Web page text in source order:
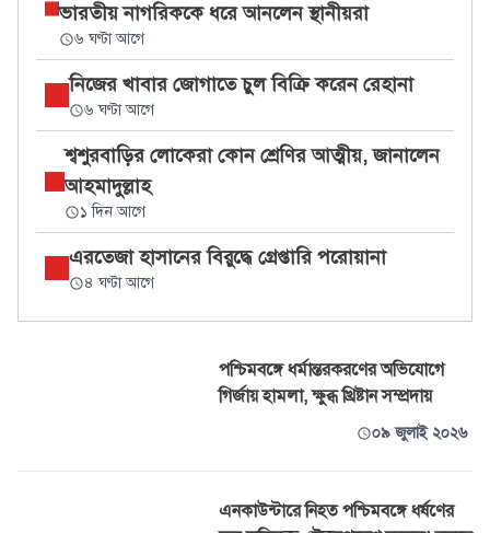
ভারতীয় নাগরিককে ধরে আনলেন স্থানীয়রা
৬ ঘণ্টা আগে
নিজের খাবার জোগাতে চুল বিক্রি করেন রেহানা
৬ ঘণ্টা আগে
শ্বশুরবাড়ির লোকেরা কোন শ্রেণির আত্মীয়, জানালেন
আহমাদুল্লাহ
১ দিন আগে
এরতেজা হাসানের বিরুদ্ধে গ্রেপ্তারি পরোয়ানা
৪ ঘণ্টা আগে
পশ্চিমবঙ্গে ধর্মান্তরকরণের অভিযোগে
গির্জায় হামলা, ক্ষুব্ধ খ্রিষ্টান সম্প্রদায়
০৯ জুলাই ২০২৬
এনকাউন্টারে নিহত পশ্চিমবঙ্গে ধর্ষণের